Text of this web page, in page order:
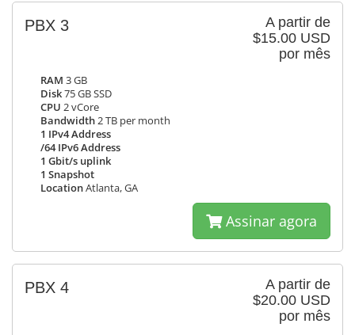
A partir de
$15.00 USD
por mês
PBX 3
RAM 3 GB
Disk75 GB SSD
CPU 2 vCore
Bandwidth2 TB per month
1 IPv4 Address
/64 IPv6 Address
1 Gbit/s uplink
1 Snapshot
LocationAtlanta, GA
Assinar agora
A partir de
$20.00 USD
por mês
PBX 4